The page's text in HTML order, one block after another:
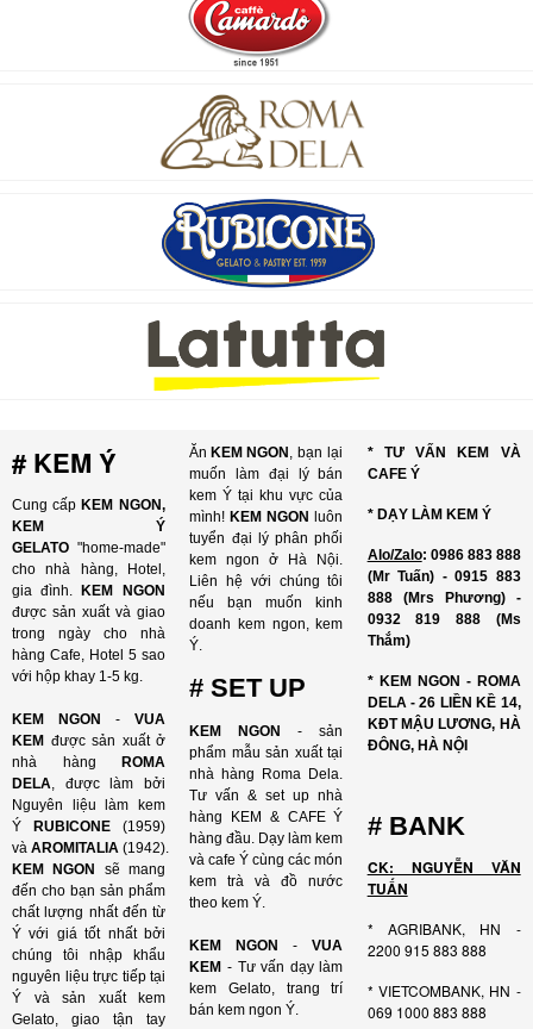
# KEM Ý
Cung cấp KEM NGON,
KEM Ý
GELATO "home-made"
cho nhà hàng, Hotel,
gia đình.
KEM NGON
được sản xuất và giao
trong ngày cho nhà
hàng Cafe, Hotel 5 sao
với hộp khay 1-5 kg.
KEM NGON - VUA
KEM được sản xuất ở
nhà hàng
ROMA
DELA, được làm bởi
Nguyên liệu làm kem
Ý
RUBICONE (1959)
và AROMITALIA (1942).
KEM NGON
sẽ mang
đến cho bạn sản phẩm
chất lượng nhất đến từ
Ý với giá tốt nhất bởi
chúng tôi nhập khẩu
nguyên liệu trực tiếp tại
Ý và sản xuất kem
Gelato, giao tận tay
Ăn KEM NGON , bạn lại
muốn làm đại lý bán
kem Ý tại khu vực của
mình! KEM NGON
luôn
tuyển đại lý phân phối
kem ngon ở Hà Nội.
Liên hệ với chúng tôi
nếu bạn muốn kinh
doanh kem ngon, kem
Ý.
# SET UP
KEM NGON
- sản
phẩm mẫu sản xuất tại
nhà hàng Roma Dela.
Tư vấn & set up nhà
hàng KEM & CAFE Ý
hàng đầu. Dạy làm kem
và cafe Ý cùng các món
kem trà và đồ nước
theo kem Ý.
KEM NGON-VUA
KEM - Tư vấn dạy làm
kem Gelato, trang trí
bán kem ngon Ý.
* TƯ VẤN KEM VÀ
CAFE Ý
* DẠY LÀM KEM Ý
Alo/Zalo: 0986 883 888
(Mr Tuấn) - 0915 883
888 (Mrs Phương) -
0932 819 888 (Ms
Thắm)
* KEM NGON - ROMA
DELA - 26 LIỀN KỀ 14,
KĐT MẬU LƯƠNG, HÀ
ĐÔNG, HÀ NỘI
# BANK
CK: NGUYỄN VĂN
TUẤN
* AGRIBANK, HN -
2200 915 883 888
* VIETCOMBANK, HN -
069 1000 883 888